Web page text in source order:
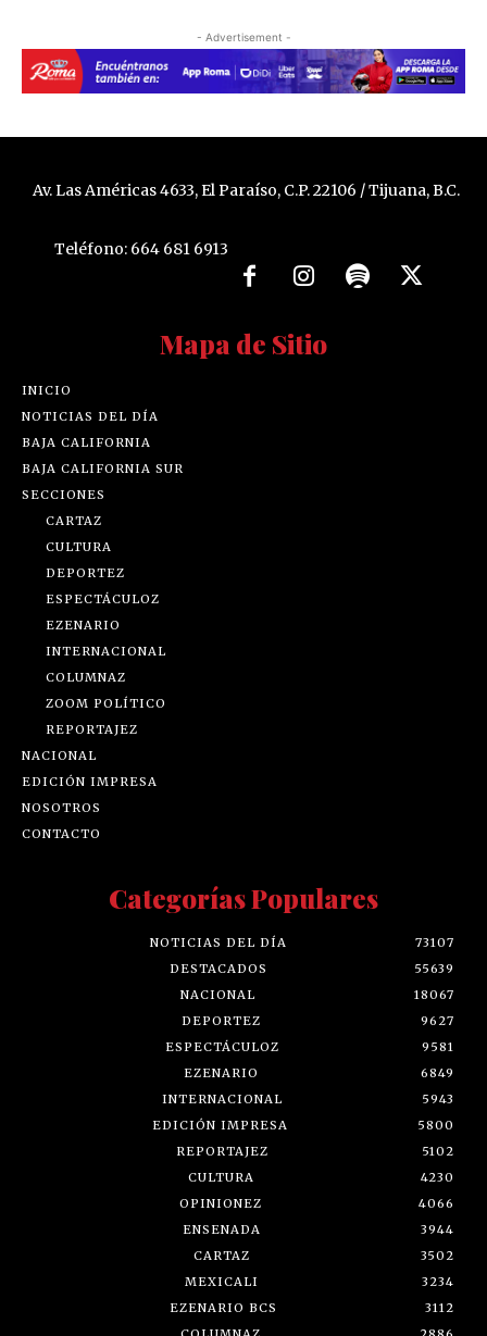
- Advertisement -
Av. Las Américas 4633, El Paraíso, C.P. 22106 / Tijuana, B.C.
Teléfono: 664 681 6913
Mapa de Sitio
INICIO
NOTICIAS DEL DÍA
BAJA CALIFORNIA
BAJA CALIFORNIA SUR
SECCIONES
CARTAZ
CULTURA
DEPORTEZ
ESPECTÁCULOZ
EZENARIO
INTERNACIONAL
COLUMNAZ
ZOOM POLÍTICO
REPORTAJEZ
NACIONAL
EDICIÓN IMPRESA
NOSOTROS
CONTACTO
Categorías Populares
NOTICIAS DEL DÍA
73107
DESTACADOS
55639
NACIONAL
18067
DEPORTEZ
9627
ESPECTÁCULOZ
9581
EZENARIO
6849
INTERNACIONAL
5943
EDICIÓN IMPRESA
5800
REPORTAJEZ
5102
CULTURA
4230
OPINIONEZ
4066
ENSENADA
3944
CARTAZ
3502
MEXICALI
3234
EZENARIO BCS
3112